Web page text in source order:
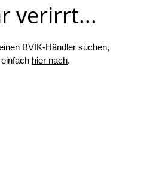
verirrt...
BVfK-Händler suchen,
hier nach.